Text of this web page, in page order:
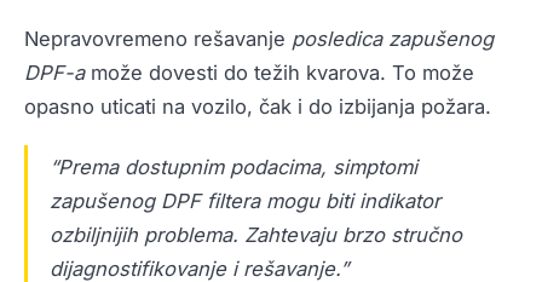
Nepravovremeno rešavanje posledica zapušenog
DPF-amože dovesti do težih kvarova. To može
opasno uticati na vozilo, čak i do izbijanja požara.
“Prema dostupnim podacima, simptomi
zapušenog DPF filteramogu biti indikator
ozbiljnijih problema. Zahtevaju brzo stručno
dijagnostifikovanje i rešavanje.”